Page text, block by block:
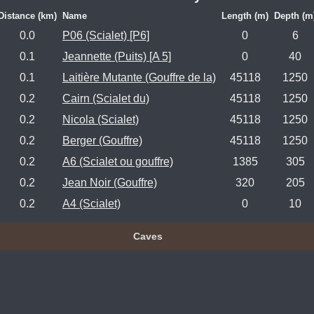
(km) Name Length (m) Depth
0.0 P06 (Scialet) [P6] 0
6
0.1
Jeannette (Puits) [A 5] 0
40
0.1
Laitière Mutante (Gouffre de la) 45118
1250
0.2
Cairn (Scialet du) 45118
1250
0.2
Nicola (Scialet) 45118
1250
0.2
Berger (Gouffre) 45118
1250
0.2
A6 (Scialet ou gouffre) 1385
305
0.2
Jean Noir (Gouffre) 320
205
0.2
A4 (Scialet) 0 10
Caves